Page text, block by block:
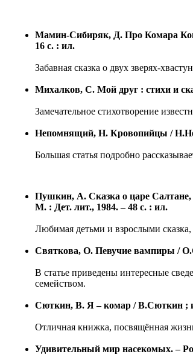
Мамин-Сибиряк, Д. Про Комара
16 с. : ил.
Забавная сказка о двух зверях-
Михалков, С. Мой друг : стихи и
Замечательное стихотворение
Непомнящий, Н. Кровопийцы /
Большая статья подробно
Пушкин, А. Сказка о царе Салтане,
М. : Дет. лит., 1984. – 48 с. : ил.
Любимая детьми и взрослыми
Святкова, О. Певучие вампиры /
В статье приведены интересные
семейством.
Сюткин, В. Я – комар / В.Сюткин ;
Отличная книжка, посвящённая
Удивительный мир насекомых. –